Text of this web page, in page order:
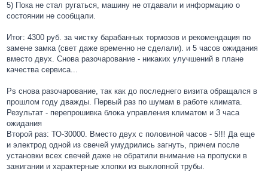
5) Пока не стал ругаться, машину не отдавали и информацию о
состоянии не сообщали.
Итог: 4300 руб. за чистку барабанных тормозов и рекомендация по
замене замка (свет даже временно не сделали). и 5 часов ожидания
вместо двух. Снова разочарование - никаких улучшений в плане
качества сервиса...
Ps снова разочарование, так как до последнего визита обращался в
прошлом году дважды. Первый раз по шумам в работе климата.
Результат - перепрошивка блока управления климатом и 3 часа
ожидания
Второй раз: ТО-30000. Вместо двух с половиной часов - 5!!! Да еще
и электрод одной из свечей умудрились загнуть, причем после
установки всех свечей даже не обратили внимание на пропуски в
зажигании и характерные хлопки из выхлопной трубы.